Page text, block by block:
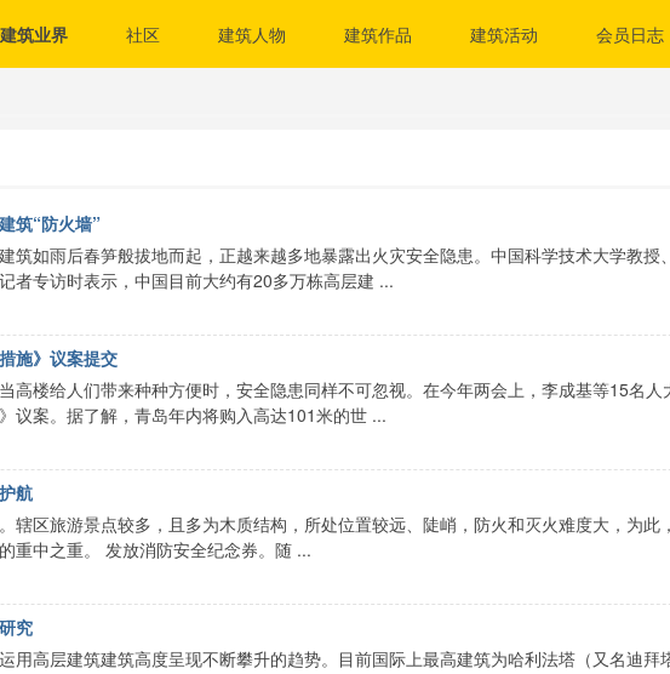
建筑业界 社区 建筑人物 建筑作品 建筑活动 会员日志
筑“防火墙”
筑如雨后春笋般拔地而起，正越来越多地暴露出火灾安全隐患。中国科学技术大学教授
者专访时表示，中国目前大约有20多万栋高层建 ...
施》议案提交
高楼给人们带来种种方便时，安全隐患同样不可忽视。在今年两会上，李成基等15名人
议案。据了解，青岛年内将购入高达101米的世 ...
航
辖区旅游景点较多，且多为木质结构，所处位置较远、陡峭，防火和灭火难度大，为此
重中之重。 发放消防安全纪念券。随 ...
究
用高层建筑建筑高度呈现不断攀升的趋势。目前国际上最高建筑为哈利法塔（又名迪拜